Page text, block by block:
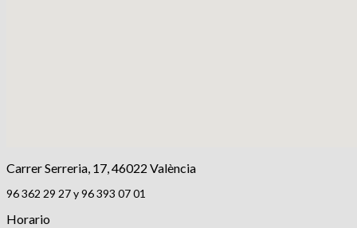
Carrer Serreria, 17, 46022 València
96 362 29 27 y 96 393 07 01
Horario